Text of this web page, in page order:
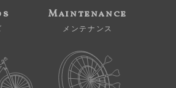
Maintenance
メンテナンス